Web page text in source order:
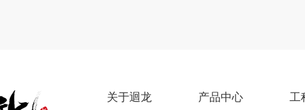
关于迴龙 产品中心 工